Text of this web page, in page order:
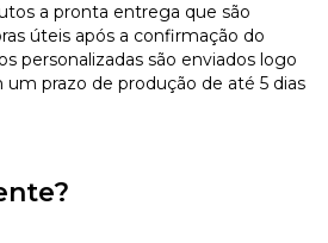
a pronta entrega que são
úteis após a confirmação do
personalizadas são enviados logo
um prazo de produção de até 5 dias